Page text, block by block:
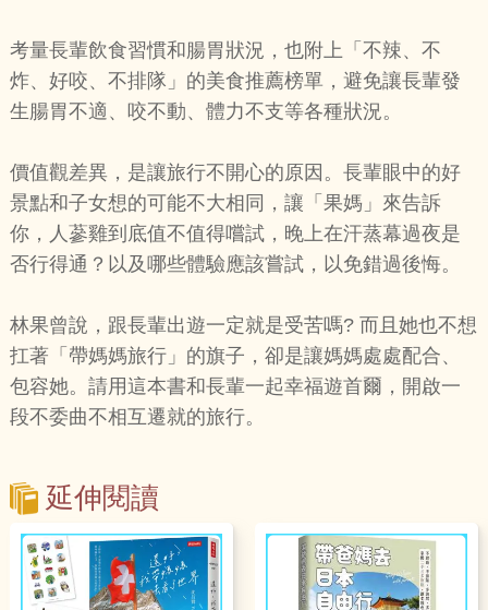
考量長輩飲食習慣和腸胃狀況，也附上「不辣、不
炸、好咬、不排隊」的美食推薦榜單，避免讓長輩發
生腸胃不適、咬不動、體力不支等各種狀況。
價值觀差異，是讓旅行不開心的原因。長輩眼中的好
景點和子女想的可能不大相同，讓「果媽」來告訴
你，人蔘雞到底值不值得嚐試，晚上在汗蒸幕過夜是
否行得通？以及哪些體驗應該嘗試，以免錯過後悔。
林果曾說，跟長輩出遊一定就是受苦嗎? 而且她也不想
扛著「帶媽媽旅行」的旗子，卻是讓媽媽處處配合、
包容她。請用這本書和長輩一起幸福遊首爾，開啟一
段不委曲不相互遷就的旅行。
延伸閱讀